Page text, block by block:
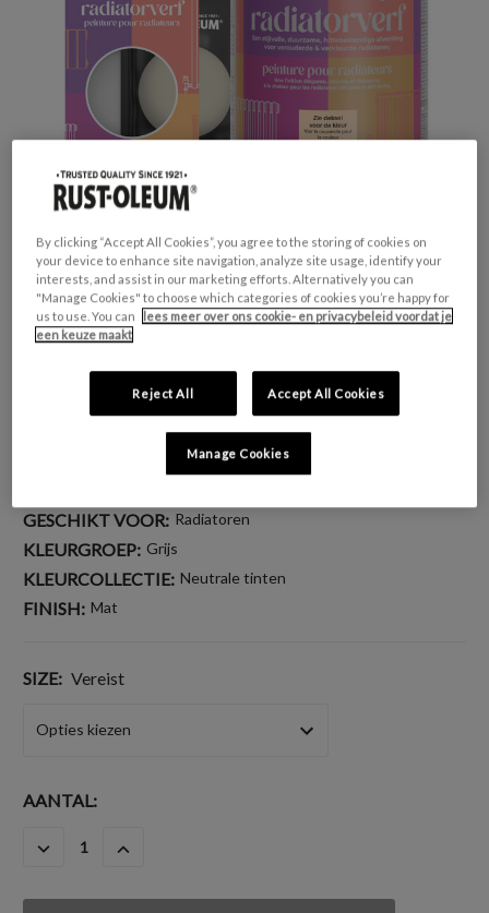
Productveiligheid
Waarschuwing
veroorzaken.
H412 - Schadelijk voor in het water levende
organismen, met langdurige gevolgen.
GESCHIKT VOOR: Radiatoren
KLEURGROEP: Grijs
KLEURCOLLECTIE: Neutrale tinten
FINISH: Mat
SIZE: Vereist
HUIDIGE
AANTAL:
HOEVEELHEIDHOEVEELHEID
By clicking “Accept All Cookies”, you agree to the storing of cookies on
your device to enhance site navigation, analyze site usage, identify your
interests, and assist in our marketing efforts. Alternatively you can
"Manage Cookies" to choose which categories of cookies you’re happy for
us to use. You can
lees meer over ons cookie- en privacybeleid voordat je
een keuze maakt
Reject All Accept All Cookies
Manage Cookies